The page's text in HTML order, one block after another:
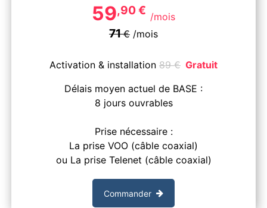
59,90€ /mois
71€ /mois
Activation & installation 89€ Gratuit
Délais moyen actuel de BASE :
8 jours ouvrables
Prise nécessaire :
La prise VOO (câble coaxial)
ou La prise Telenet (câble coaxial)
Commander